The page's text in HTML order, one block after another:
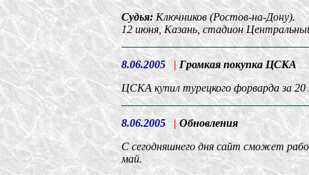
Судья:Ключников (Ростов-на-Дону).
12 июня, Казань, стадион
8.06.2005 | Громкая покупка ЦСКА
ЦСКА купил турецкого форварда за 20
8.06.2005|Обновления
С сегодняшнего дня сайт сможет
май.